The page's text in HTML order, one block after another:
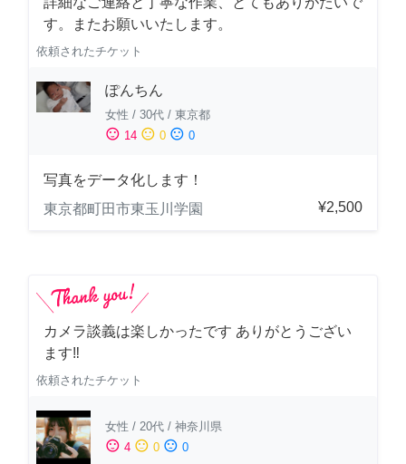
す。またお願いいたします。
依頼されたチケット
ぽんちん
女性 / 30代 / 東京都
sentiment_satisfied 14 sentiment_neutral 0 sentiment_dissatisfied 0
写真をデータ化します！
東京都町田市東玉川学園
¥2,500
カメラ談義は楽しかったです ありがとうござい
ます‼️
依頼されたチケット
女性 / 20代 / 神奈川県
sentiment_satisfied 4 sentiment_neutral 0 sentiment_dissatisfied 0